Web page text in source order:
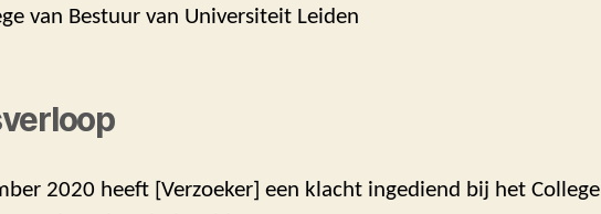
van Bestuur van Universiteit Leiden
2020 heeft [Verzoeker] een klacht ingediend bij het College